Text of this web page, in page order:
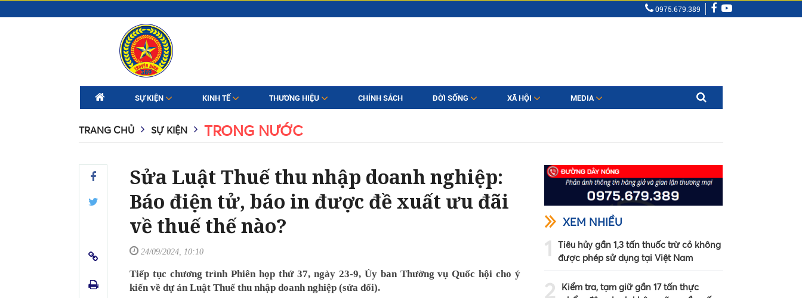
0975.679.389
SỰ KIỆN KINH TẾ THƯƠNG HIỆU CHÍNH SÁCH ĐỜI SỐNG XÃ HỘI MEDIA
TRANG CHỦ SỰ KIỆN TRONG NƯỚC
Sửa Luật Thuế thu nhập doanh nghiệp:
Báo điện tử, báo in được đề xuất ưu đãi
về thuế thế nào?
24/09/2024, 10:10
Tiếp tục chương trình Phiên họp thứ 37, ngày 23-9, Ủy ban Thường vụ Quốc hội cho ý
kiến về dự án Luật Thuế thu nhập doanh nghiệp (sửa đổi).
XEM NHIỀU
1
Tiêu hủy gần 1,3 tấn thuốc trừ cỏ không
được phép sử dụng tại Việt Nam
2
Kiểm tra, tạm giữ gần 17 tấn thực